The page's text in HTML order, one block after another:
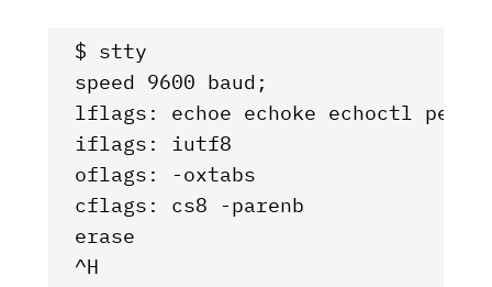
$ stty
speed 9600 baud;
lflags: echoe echoke echoctl
iflags: iutf8
oflags: -oxtabs
cflags: cs8 -parenb
erase